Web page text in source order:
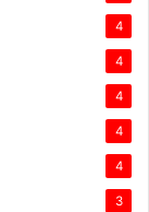
4
4
4
4
4
3